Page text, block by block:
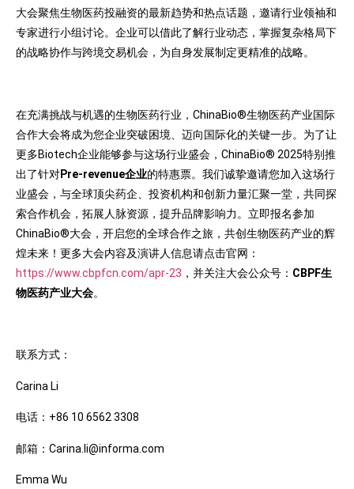
大会聚焦生物医药投融资的最新趋势和热点话题，邀请行业领袖和
专家进行小组讨论。企业可以借此了解行业动态，掌握复杂格局下
的战略协作与跨境交易机会，为自身发展制定更精准的战略。
在充满挑战与机遇的生物医药行业，ChinaBio®生物医药产业国际
合作大会将成为您企业突破困境、迈向国际化的关键一步。为了让
更多Biotech企业能够参与这场行业盛会，ChinaBio® 2025特别推
出了针对Pre-revenue企业的特惠票。我们诚挚邀请您加入这场行
业盛会，与全球顶尖药企、投资机构和创新力量汇聚一堂，共同探
索合作机会，拓展人脉资源，提升品牌影响力。立即报名参加
ChinaBio®大会，开启您的全球合作之旅，共创生物医药产业的辉
煌未来！更多大会内容及演讲人信息请点击官网：
https://www.cbpfcn.com/apr-23 ，并关注大会公众号： CBPF生
物医药产业大会。
联系方式：
Carina Li
电话：+86 10 6562 3308
邮箱：Carina.li@informa.com
Emma Wu